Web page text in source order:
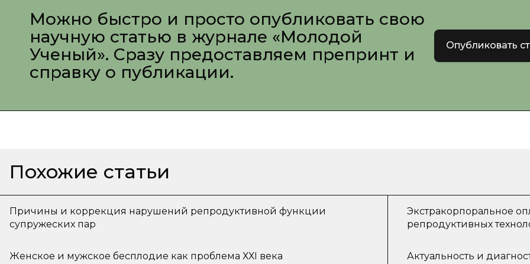
Можно быстро и просто опубликовать свою
научную статью в журнале «Молодой
Ученый». Сразу предоставляем препринт и
справку о публикации.
Опубликовать
Похожие статьи
Причины и коррекция нарушений репродуктивной функции
супружеских пар
Экстракорпоральное
репродуктивных
Женское и мужское бесплодие как проблема ХХI века Актуальность и